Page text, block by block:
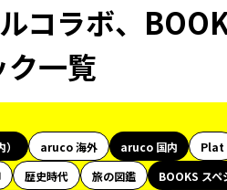
コラボ、
一覧
aruco 海外 aruco 国内
Plat
歴史時代 旅の図鑑
BOOKS スペ